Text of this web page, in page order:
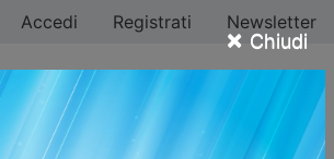
× Chiudi
Accedi Registrati Newsletter